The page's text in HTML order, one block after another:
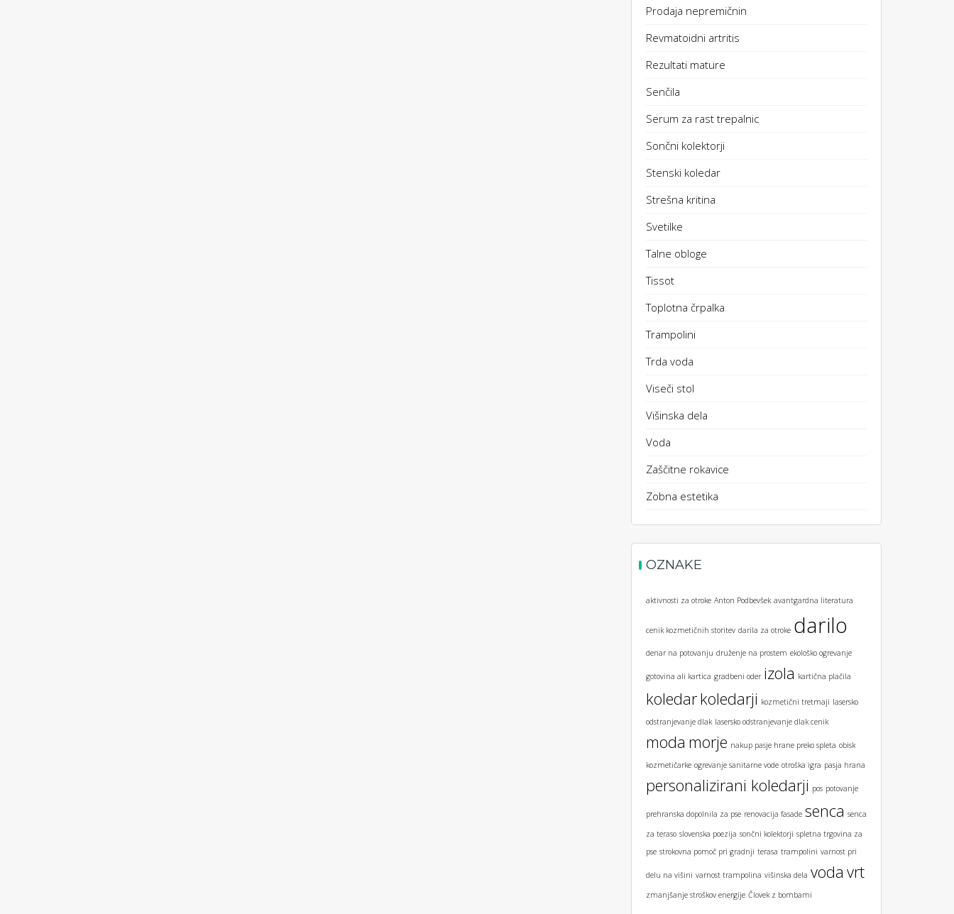
Prodaja nepremičnin
Revmatoidni artritis
Rezultati mature
Senčila
Serum za rast trepalnic
Sončni kolektorji
Stenski koledar
Strešna kritina
Svetilke
Talne obloge
Tissot
Toplotna črpalka
Trampolini
Trda voda
Viseči stol
Višinska dela
Voda
Zaščitne rokavice
Zobna estetika
OZNAKE
aktivnosti za otroke Anton Podbevšek avantgardna literatura
cenik kozmetičnih storitev darila za otroke darilo
denar na potovanju druženje na prostem ekološko ogrevanje
gotovina ali kartica gradbeni oder izola kartična plačila
koledarkoledarji kozmetični tretmaji lasersko
odstranjevanje dlak lasersko odstranjevanje dlak cenik
moda morje nakup pasje hrane preko spleta obisk
kozmetičarke ogrevanje sanitarne vode otroška igra pasja hrana
personalizirani koledarji pos potovanje
prehranska dopolnila za pse renovacija fasade senca senca
za teraso slovenska poezija sončni kolektorji spletna trgovina za
pse strokovna pomoč pri gradnji terasa trampolini varnost pri
delu na višini varnost trampolina višinska dela voda vrt
zmanjšanje stroškov energije Človek z bombami